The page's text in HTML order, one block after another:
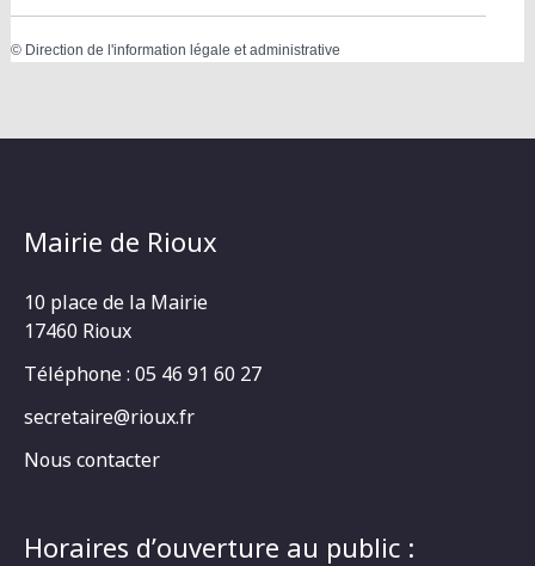
© Direction de l'information légale et administrative
Mairie de Rioux
10 place de la Mairie
17460 Rioux
Téléphone : 05 46 91 60 27
secretaire@rioux.fr
Nous contacter
Horaires d’ouverture au public :